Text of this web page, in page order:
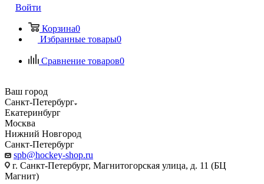
Войти
Корзина0
Избранные товары0
Сравнение товаров0
Ваш город
Санкт-Петербург
Екатеринбург
Москва
Нижний Новгород
Санкт-Петербург
spb@hockey-shop.ru
г. Санкт-Петербург, Магнитогорская улица, д. 11 (БЦ
Магнит)